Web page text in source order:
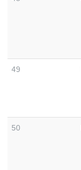
49
50